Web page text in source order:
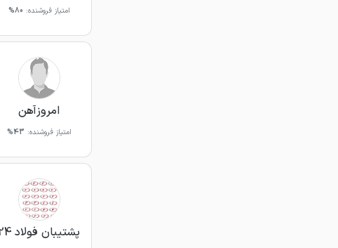
امتیاز فروشنده: 80%
امروزآهن
امتیاز فروشنده: 43%
پشتیبان فولاد 24